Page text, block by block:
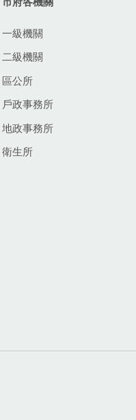
一級機關
二級機關
區公所
戶政事務所
地政事務所
衛生所